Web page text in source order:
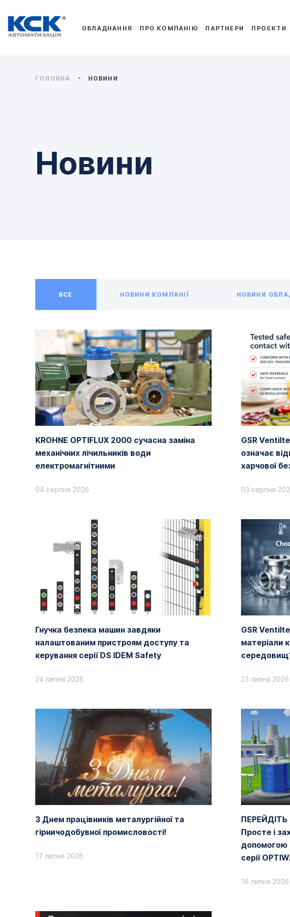
ОБЛАДНАННЯ ПРО КОМПАНІЮ ПАРТНЕРИ ПРОЄКТИ
ГОЛОВНА НОВИНИ
Новини
ВСЕ НОВИНИ КОМПАНІЇ НОВИНИ
KROHNE OPTIFLUX 2000 сучасна заміна
механічних лічильників води
електромагнітними
04 серпня 2026
GSR
означає
харчової
03 серпня
Гнучка безпека машин завдяки
налаштованим пристроям доступу та
керування серії DS IDEM Safety
24 липня 2026
GSR
матеріали
23 липня 2026
З Днем працівників металургійної та
гірничодобувної промисловості!
17 липня 2026
Просте і
допомогою
серії
16 липня 2026